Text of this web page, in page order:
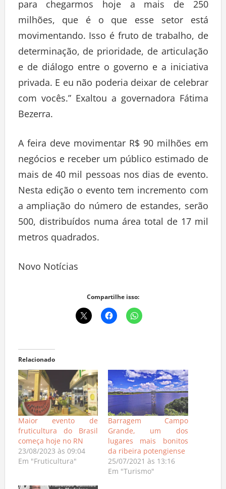
para chegarmos hoje a mais de 250
milhões, que é o que esse setor está
movimentando. Isso é fruto de trabalho, de
determinação, de prioridade, de articulação
e de diálogo entre o governo e a iniciativa
privada. E eu não poderia deixar de celebrar
com vocês.” Exaltou a governadora Fátima
Bezerra.
A feira deve movimentar R$ 90 milhões em
negócios e receber um público estimado de
mais de 40 mil pessoas nos dias de evento.
Nesta edição o evento tem incremento com
a ampliação do número de estandes, serão
500, distribuídos numa área total de 17 mil
metros quadrados.
Novo Notícias
Compartilhe isso:
Relacionado
Maior evento de
fruticultura do Brasil
começa hoje no RN
23/08/2023 às 09:04
Em "Fruticultura"
Barragem Campo
Grande, um dos
lugares mais bonitos
da ribeira potengiense
25/07/2021 às 13:16
Em "Turismo"